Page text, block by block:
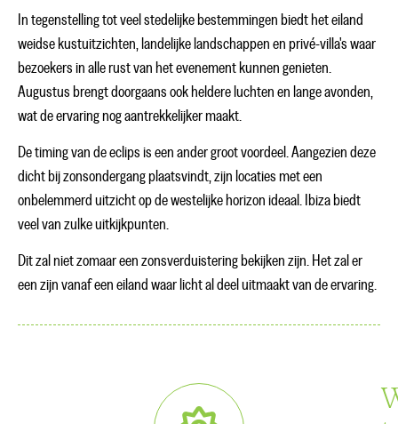
In tegenstelling tot veel stedelijke bestemmingen biedt het eiland
weidse kustuitzichten, landelijke landschappen en privé-villa's waar
bezoekers in alle rust van het evenement kunnen genieten.
Augustus brengt doorgaans ook heldere luchten en lange avonden,
wat de ervaring nog aantrekkelijker maakt.
De timing van de eclips is een ander groot voordeel. Aangezien deze
dicht bij zonsondergang plaatsvindt, zijn locaties met een
onbelemmerd uitzicht op de westelijke horizon ideaal. Ibiza biedt
veel van zulke uitkijkpunten.
Dit zal niet zomaar een zonsverduistering bekijken zijn. Het zal er
een zijn vanaf een eiland waar licht al deel uitmaakt van de ervaring.